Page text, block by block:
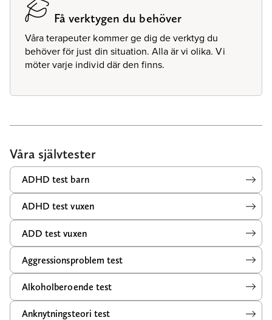
Få verktygen du behöver
Våra terapeuter kommer ge dig de verktyg du
behöver för just din situation. Alla är vi olika. Vi
möter varje individ där den finns.
Våra självtester
ADHD test barn
ADHD test vuxen
ADD test vuxen
Aggressionsproblem test
Alkoholberoende test
Anknytningsteori test